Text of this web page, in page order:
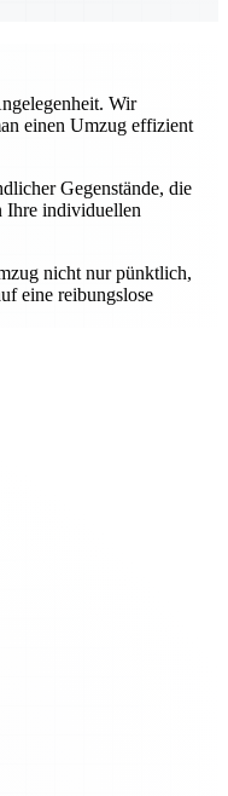
Wir
einen Umzug effizient
Gegenstände, die
Ihre individuellen
nicht nur pünktlich,
eine reibungslose